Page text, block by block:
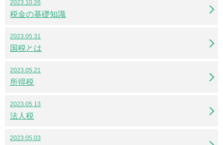
2023.10.26
税金の基礎知識
2023.05.31
国税とは
2023.05.21
所得税
2023.05.13
法人税
2023.05.03